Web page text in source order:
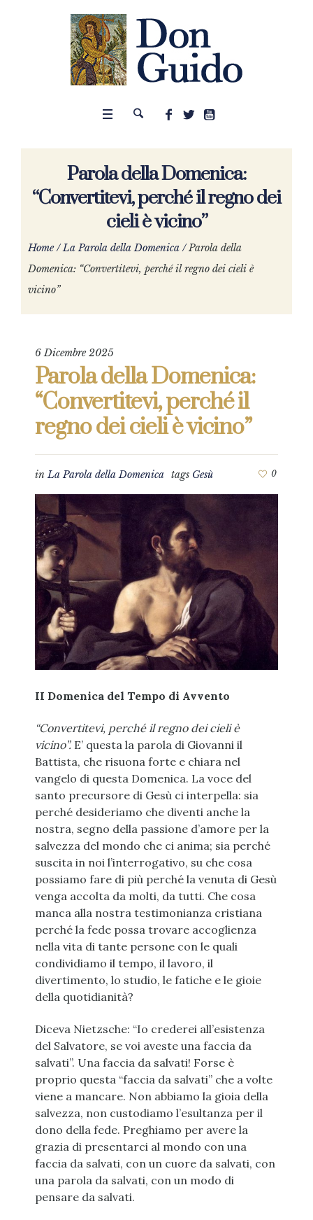
Parola della Domenica:
“Convertitevi, perché il regno dei
cieli è vicino”
Home /La Parola della Domenica /Parola della
Domenica: “Convertitevi, perché il regno dei cieli è
vicino”
6 Dicembre 2025
Parola della Domenica:
“Convertitevi, perché il
regno dei cieli è vicino”
inLa Parola della Domenica tags Gesù 0
II Domenica del Tempo di Avvento
“Convertitevi, perché il regno dei cieli è
vicino”.E’ questa la parola di Giovanni il
Battista, che risuona forte e chiara nel
vangelo di questa Domenica. La voce del
santo precursore di Gesù ci interpella: sia
perché desideriamo che diventi anche la
nostra, segno della passione d’amore per la
salvezza del mondo che ci anima; sia perché
suscita in noi l’interrogativo, su che cosa
possiamo fare di più perché la venuta di Gesù
venga accolta da molti, da tutti. Che cosa
manca alla nostra testimonianza cristiana
perché la fede possa trovare accoglienza
nella vita di tante persone con le quali
condividiamo il tempo, il lavoro, il
divertimento, lo studio, le fatiche e le gioie
della quotidianità?
Diceva Nietzsche: “Io crederei all’esistenza
del Salvatore, se voi aveste una faccia da
salvati”. Una faccia da salvati! Forse è
proprio questa “faccia da salvati” che a volte
viene a mancare. Non abbiamo la gioia della
salvezza, non custodiamo l’esultanza per il
dono della fede. Preghiamo per avere la
grazia di presentarci al mondo con una
faccia da salvati, con un cuore da salvati, con
una parola da salvati, con un modo di
pensare da salvati.